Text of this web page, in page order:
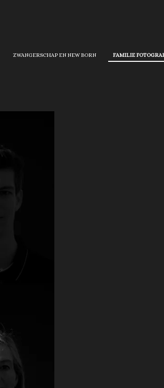
ZWANGERSCHAP EN NEW BORN FAMILIE